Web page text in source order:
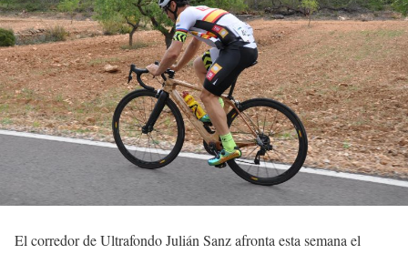
El corredor de Ultrafondo Julián Sanz afronta esta semana el